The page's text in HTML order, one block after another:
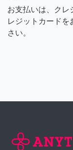
お支払いは、クレ
レジットカードを
さい。